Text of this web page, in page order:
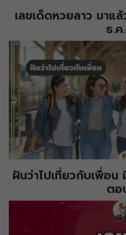
เลขเด็ดหวยลาว มาแ
ธ.
ฝันว่าไปเที่ยวกับเพื่อน
ตอ